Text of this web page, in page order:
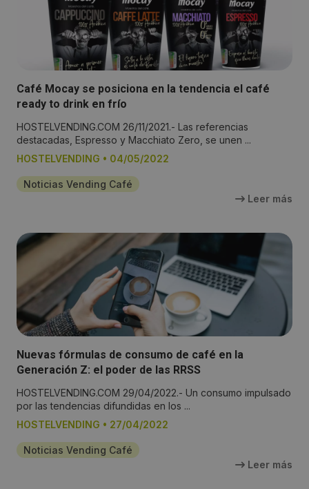
Café Mocay se posiciona en la tendencia el café
ready to drink en frío
HOSTELVENDING.COM 26/11/2021.- Las referencias
destacadas, Espresso y Macchiato Zero, se unen ...
HOSTELVENDING • 04/05/2022
Noticias Vending Café
Leer más
Nuevas fórmulas de consumo de café en la
Generación Z: el poder de las RRSS
HOSTELVENDING.COM 29/04/2022.- Un consumo impulsado
por las tendencias difundidas en los ...
HOSTELVENDING • 27/04/2022
Noticias Vending Café
Leer más